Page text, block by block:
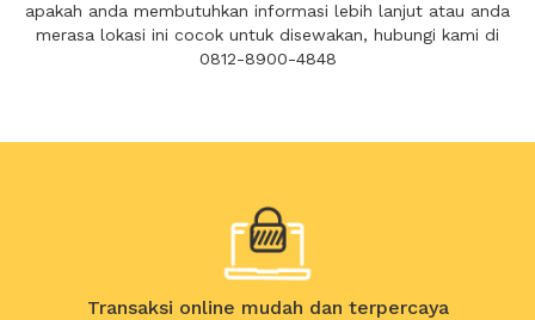
apakah anda membutuhkan informasi lebih lanjut atau anda
merasa lokasi ini cocok untuk disewakan, hubungi kami di
0812-8900-4848
Transaksi online mudah dan terpercaya